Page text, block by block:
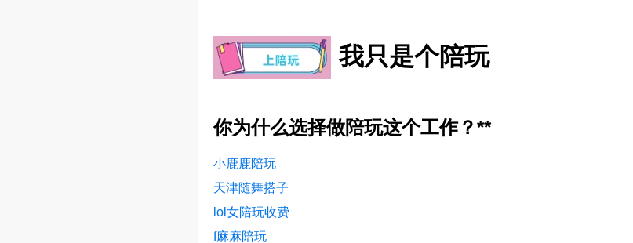
我只是个陪玩
你为什么选择做陪玩这个工作？**
小鹿鹿陪玩
天津随舞搭子
lol女陪玩收费
f麻麻陪玩